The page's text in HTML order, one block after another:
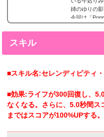
姉のゆりの
今回は「
スキル
■スキル名:セレンディピティ
■効果:ライフが300回復し、
なくなる。さらに、5.0秒間ス
まではスコアが100%UPする。